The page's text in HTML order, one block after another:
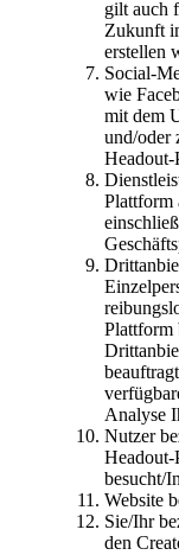
gilt auch
Zukunft
erstellen
Social-
wie
mit dem
und/oder
Headout-
Plattform
Plattform
Analyse
Nutzer
Headout-
besucht/
Website
Sie/Ihr
den